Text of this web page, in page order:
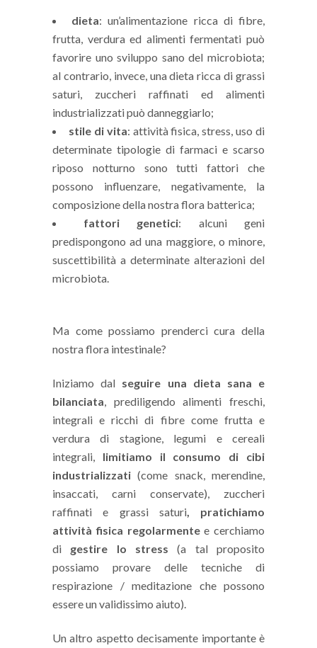
dieta: un’alimentazione ricca di fibre,
frutta, verdura ed alimenti fermentati può
favorire uno sviluppo sano del microbiota;
al contrario, invece, una dieta ricca di grassi
saturi, zuccheri raffinati ed alimenti
industrializzati può danneggiarlo;
stile di vita: attività fisica, stress, uso di
determinate tipologie di farmaci e scarso
riposo notturno sono tutti fattori che
possono influenzare, negativamente, la
composizione della nostra flora batterica;
fattori genetici: alcuni geni
predispongono ad una maggiore, o minore,
suscettibilità a determinate alterazioni del
microbiota.
Ma come possiamo prenderci cura della
nostra flora intestinale?
Iniziamo dal seguire una dieta sana e
bilanciata, prediligendo alimenti freschi,
integrali e ricchi di fibre come frutta e
verdura di stagione, legumi e cereali
integrali, limitiamo il consumo di cibi
industrializzati (come snack, merendine,
insaccati, carni conservate), zuccheri
raffinati e grassi saturi, pratichiamo
attività fisica regolarmentee cerchiamo
di gestire lo stress (a tal proposito
possiamo provare delle tecniche di
respirazione / meditazione che possono
essere un validissimo aiuto).
Un altro aspetto decisamente importante è